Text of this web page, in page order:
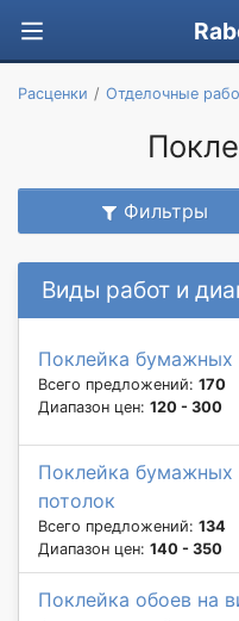
Расценки Отделочные
Фильтры
Виды работ и
Поклейка бумажных
Всего предложений: 170
Диапазон цен: 120 - 300
Поклейка бумажных
потолок
Всего предложений: 134
Диапазон цен: 140 - 350
Поклейка обоев на